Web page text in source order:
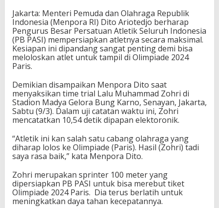
e
b
u
t
T
i
t
k
e
O
l
m
p
i
a
d
e
2
0
Jakarta: Menteri Pemuda dan Olahraga Republik
Indonesia (Menpora RI) Dito Ariotedjo berharap
Pengurus Besar Persatuan Atletik Seluruh Indonesia
(PB PASI) mempersiapkan atletnya secara maksimal.
Kesiapan ini dipandang sangat penting demi bisa
meloloskan atlet untuk tampil di Olimpiade 2024
Paris.
Demikian disampaikan Menpora Dito saat
menyaksikan time trial Lalu Muhammad Zohri di
Stadion Madya Gelora Bung Karno, Senayan, Jakarta,
Sabtu (9/3). Dalam uji catatan waktu ini, Zohri
mencatatkan 10,54 detik dipapan elektoronik.
“Atletik ini kan salah satu cabang olahraga yang
diharap lolos ke Olimpiade (Paris). Hasil (Zohri) tadi
saya rasa baik,” kata Menpora Dito.
Zohri merupakan sprinter 100 meter yang
dipersiapkan PB PASI untuk bisa merebut tiket
Olimpiade 2024 Paris. Dia terus berlatih untuk
meningkatkan daya tahan kecepatannya.